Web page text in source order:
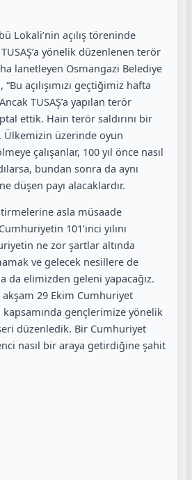
Lokali’nin açılış töreninde
yönelik düzenlenen terör
lanetleyen Osmangazi Belediye
“Bu açılışımızı geçtiğimiz hafta
TUSAŞ’a yapılan terör
iptal ettik. Hain terör saldırını bir
Ülkemizin üzerinde oyun
çalışanlar, 100 yıl önce nasıl
bundan sonra da aynı
düşen payı alacaklardır.
asla müsaade
101’inci yılını
ne zor şartlar altında
ve gelecek nesillere de
da elimizden geleni yapacağız.
29 Ekim Cumhuriyet
kapsamında gençlerimize yönelik
düzenledik. Bir Cumhuriyet
nasıl bir araya getirdiğine şahit